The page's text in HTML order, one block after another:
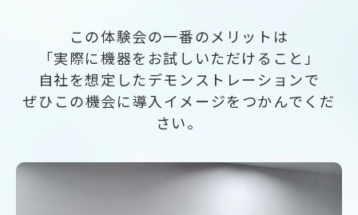
この体験会の一番のメリットは
「実際に機器をお試しいただけること」
自社を想定したデモンストレーションで
ぜひこの機会に導入イメージをつかんでくだ
さい。